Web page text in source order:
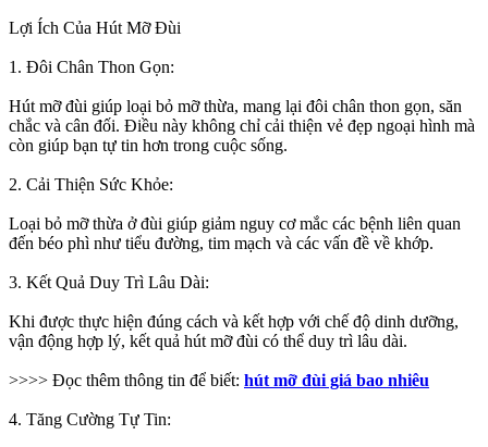
Lợi Ích Của Hút Mỡ Đùi
1. Đôi Chân Thon Gọn:
Hút mỡ đùi giúp loại bỏ mỡ thừa, mang lại đôi chân thon gọn, săn
chắc và cân đối. Điều này không chỉ cải thiện vẻ đẹp ngoại hình mà
còn giúp bạn tự tin hơn trong cuộc sống.
2. Cải Thiện Sức Khỏe:
Loại bỏ mỡ thừa ở đùi giúp giảm nguy cơ mắc các bệnh liên quan
đến béo phì như tiểu đường, tim mạch và các vấn đề về khớp.
3. Kết Quả Duy Trì Lâu Dài:
Khi được thực hiện đúng cách và kết hợp với chế độ dinh dưỡng,
vận động hợp lý, kết quả hút mỡ đùi có thể duy trì lâu dài.
>>>> Đọc thêm thông tin để biết: hút mỡ đùi giá bao nhiêu
4. Tăng Cường Tự Tin: